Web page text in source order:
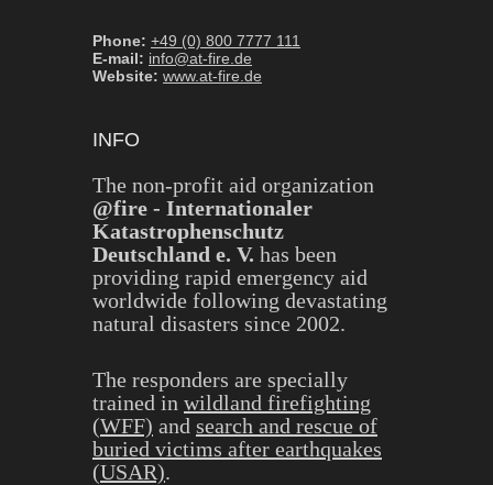
Phone: +49 (0) 800 7777 111
E-mail: info@at-fire.de
Website: www.at-fire.de
INFO
The non-profit aid organization
@fire - Internationaler
Katastrophenschutz
Deutschland e. V. has been
providing rapid emergency aid
worldwide following devastating
natural disasters since 2002.
The responders are specially
trained in wildland firefighting
(WFF) and search and rescue of
buried victims after earthquakes
(USAR).